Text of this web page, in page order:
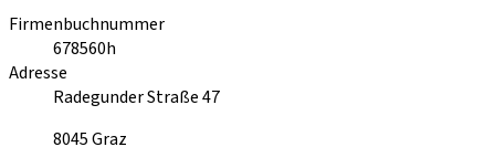
Firmenbuchnummer
678560h
Adresse
Radegunder Straße 47
8045Graz